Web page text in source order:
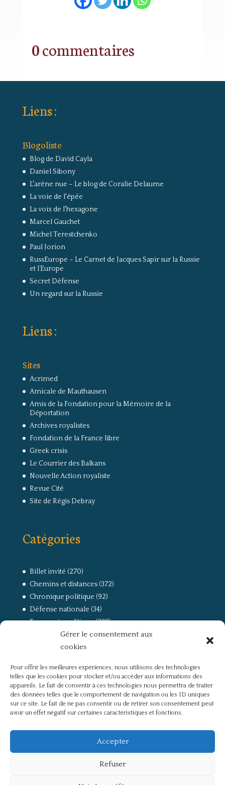
Gérer le consentement aux
cookies
Pour offrir les meilleures expériences, nous utilisons des technologies
telles que les cookies pour stocker et/ou accéder aux informations des
appareils. Le fait de consentir à ces technologies nous permettra de traiter
des données telles que le comportement de navigation ou les ID uniques
sur ce site. Le fait de ne pas consentir ou de retirer son consentement peut
avoir un effet négatif sur certaines caractéristiques et fonctions.
Accepter
Refuser
0 commentaires
Liens :
Blogoliste
Blog de David Cayla
Daniel Sibony
L'arêne nue – Le blog de Coralie Delaume
La voie de l'épée
La voix de l'hexagone
Marcel Gauchet
Michel Terestchenko
Paul Jorion
RussEurope – Le Carnet de Jacques Sapir sur la Russie
et l’Europe
Secret Défense
Un regard sur la Russie
Liens :
Sites
Acrimed
Amicale de Mauthausen
Amis de la Fondation pour la Mémoire de la
Déportation
Archives royalistes
Fondation de la France libre
Greek crisis
Le Courrier des Balkans
Nouvelle Action royaliste
Revue Cité
Site de Régis Debray
Catégories
Billet invité (270)
Chemins et distances(372)
Chronique politique (92)
Défense nationale (34)
Economie politique(238)
(168)
La guerre, la Résistance et la Déportation
Non classé(42)
Partis politiques, intelligentsia, médias(750)
Présentation(4)
Références(57)